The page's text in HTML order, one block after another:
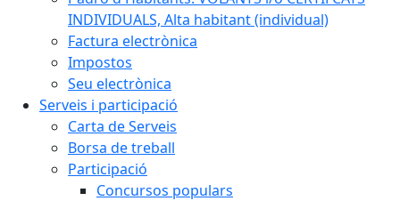
INDIVIDUALS, Alta habitant (individual)
Factura electrònica
Impostos
Seu electrònica
Serveis i participació
Carta de Serveis
Borsa de treball
Participació
Concursos populars